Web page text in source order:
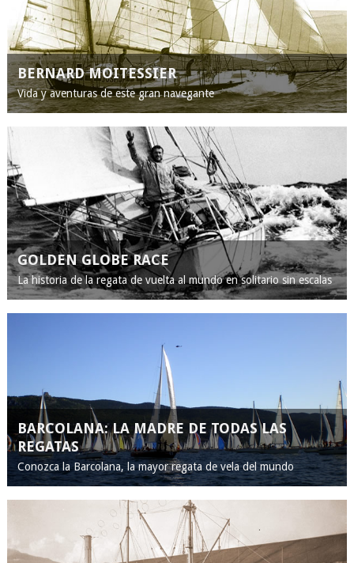
BERNARD MOITESSIER
Vida y aventuras de este gran navegante
GOLDEN GLOBE RACE
La historia de la regata de vuelta al mundo en solitario sin escalas
BARCOLANA: LA MADRE DE TODAS LAS
REGATAS
Conozca la Barcolana, la mayor regata de vela del mundo